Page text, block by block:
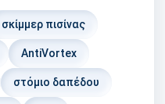
σκίμμερ πισίνας
AntiVortex
στόμιο δαπέδου